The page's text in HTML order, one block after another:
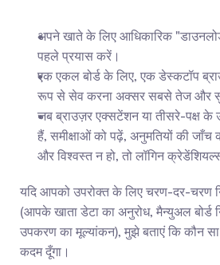
अपने खाते के लिए आधिकारिक
पहले प्रयास करें।
एक एकल बोर्ड के लिए, एक डेस्कटॉप
रूप से सेव करना अक्सर सबसे तेज और
जब ब्राउज़र एक्सटेंशन या तीसरे-पक्ष के
हैं, समीक्षाओं को पढ़ें, अनुमतियों की
और विश्वस्त न हो, तो लॉगिन
यदि आपको उपरोक्त के लिए चरण-दर-चरण
(आपके खाता डेटा का अनुरोध, मैन्युअल बोर्ड
उपकरण का मूल्यांकन), मुझे बताएं कि कौन सा
कदम दूँगा।